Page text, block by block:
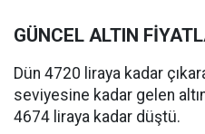
GÜNCEL ALTIN
Dün 4720 liraya kadar
seviyesine kadar gelen
4674 liraya kadar düştü.